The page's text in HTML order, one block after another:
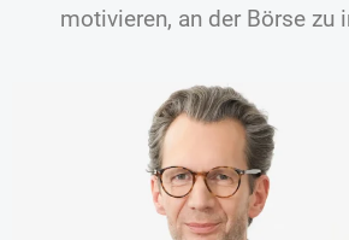
motivieren, an der Börse zu